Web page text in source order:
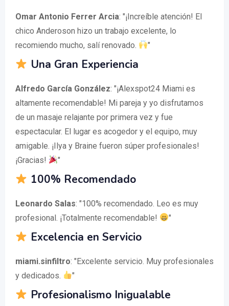
Omar Antonio Ferrer Arcia: "¡Increíble atención! El
chico Anderoson hizo un trabajo excelente, lo
recomiendo mucho, salí renovado.
"
Una Gran Experiencia
Alfredo García González: "¡Alexspot24 Miami es
altamente recomendable! Mi pareja y yo disfrutamos
de un masaje relajante por primera vez y fue
espectacular. El lugar es acogedor y el equipo, muy
amigable. ¡Ilya y Braine fueron súper profesionales!
¡Gracias!
"
100% Recomendado
Leonardo Salas: "100% recomendado. Leo es muy
profesional. ¡Totalmente recomendable!
"
Excelencia en Servicio
miami.sinfiltro: "Excelente servicio. Muy profesionales
y dedicados.
"
Profesionalismo Inigualable